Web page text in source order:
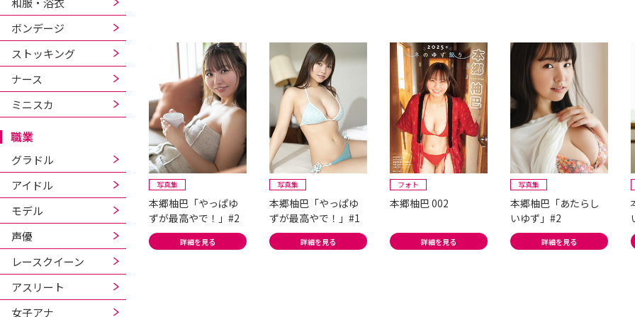
ボンデージ
ストッキング
ナース
ミニスカ
職業
グラドル
アイドル
モデル
声優
レースクイーン
アスリート
女子アナ
写真集
本郷柚巴「やっぱゆ
ずが最高やで！」#2
詳細を見る
写真集
本郷柚巴「やっぱゆ
ずが最高やで！」#1
詳細を見る
フォト
本郷柚巴 002
詳細を見る
写真集
本郷柚巴「あたらし
いゆず」#2
詳細を見る